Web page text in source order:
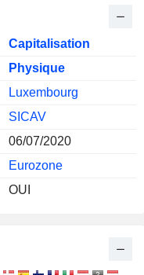
Capitalisation
Physique
Luxembourg
SICAV
06/07/2020
Eurozone
OUI